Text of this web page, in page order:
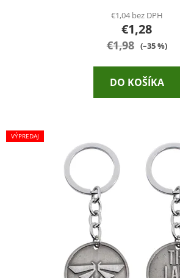
€1,04 bez DPH
€1,28
€1,98 (–35 %)
DO KOŠÍKA
VÝPREDAJ